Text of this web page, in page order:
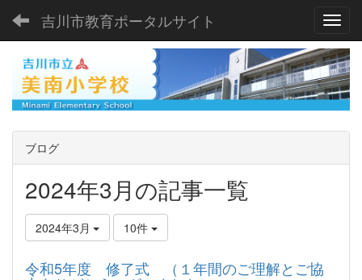
吉川市教育ポータルサイト
ブログ
2024年3月の記事一覧
2024年3月 10件
令和5年度 修了式 （１年間のご理解とご協